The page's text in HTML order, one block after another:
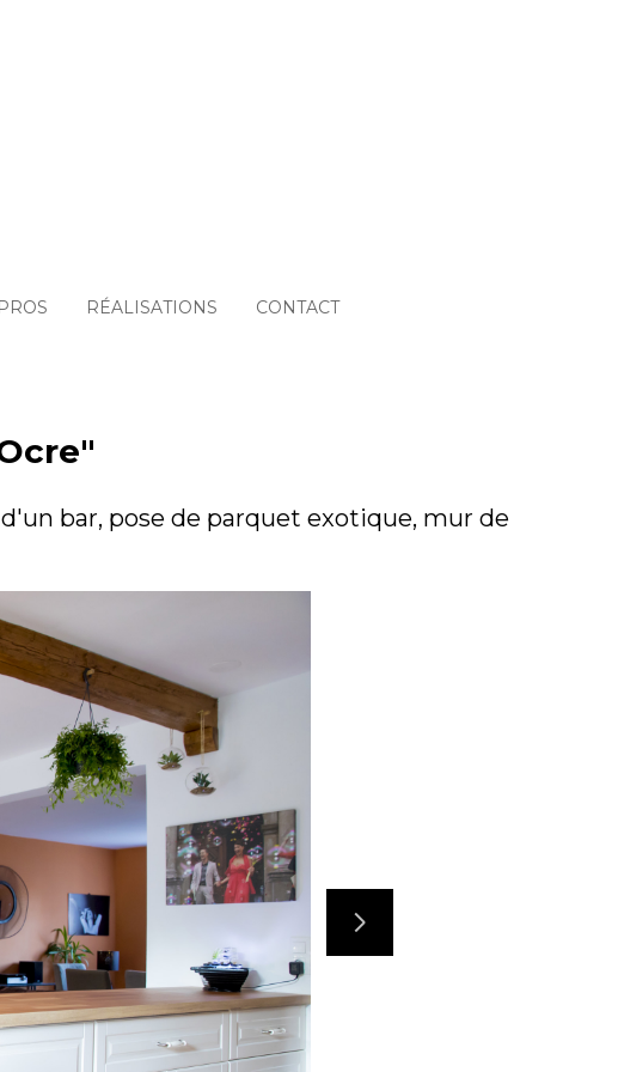
RÉALISATIONS CONTACT
bar, pose de parquet exotique, mur de